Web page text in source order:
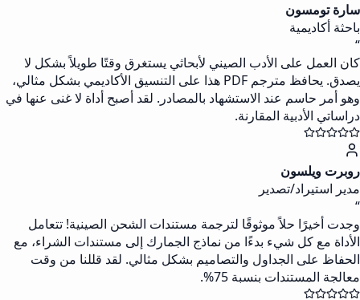
سارة تومسون
باحثة أكاديمية
“
كان العمل على الأدب الصيني لأبحاثي يستغرق وقتًا طويلاً بشكل لا
يصدق. يحافظ مترجم PDF هذا على التنسيق الأكاديمي بشكل مثالي،
وهو أمر حاسم عند الاستشهاد بالمصادر. لقد أصبح أداة لا غنى عنها في
دراساتي الأدبية المقارنة.
روبرت ويلسون
مدير استيراد/تصدير
“
وجدت أخيرًا حلاً موثوقًا لترجمة مستندات الشحن الصينية! تتعامل
الأداة مع كل شيء بدءًا من نماذج الجمارك إلى مستندات الشراء، مع
الحفاظ على الجداول والتصاميم بشكل مثالي. لقد قللنا من وقت
معالجة المستندات بنسبة 75%.